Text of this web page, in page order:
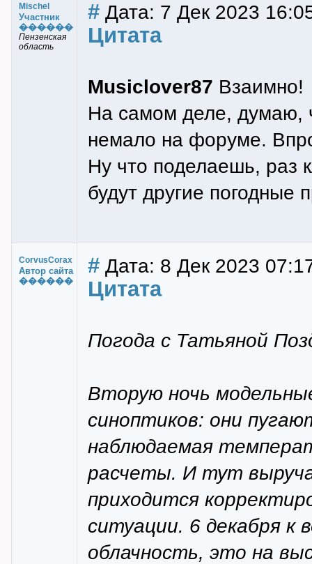
Mischel
Участник
������
Пензенская
область
# Дата: 7 Дек 2023
Цитата
Musiclover87 Взаимно!
На самом деле, думаю,
немало на форуме.
Ну что поделаешь, раз
будут другие погодные
CorvusCorax
Автор сайта
������
# Дата: 8 Дек 2023
Цитата
Погода с Татьяной
Вторую ночь
синоптиков: они
наблюдаемая
расчеты. И тут
приходится
ситуации. 6 декабря к
облачность, это на